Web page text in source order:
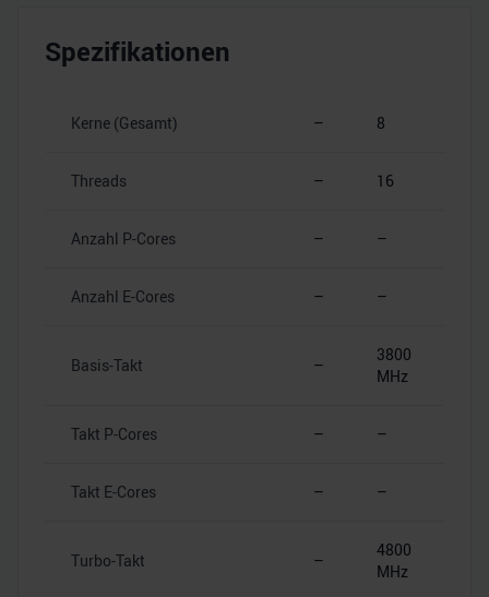
Spezifikationen
Kerne (Gesamt) – 8
Threads – 16
Anzahl P-Cores – –
Anzahl E-Cores – –
Basis-Takt –
3800
MHz
Takt P-Cores – –
Takt E-Cores – –
Turbo-Takt –
4800
MHz